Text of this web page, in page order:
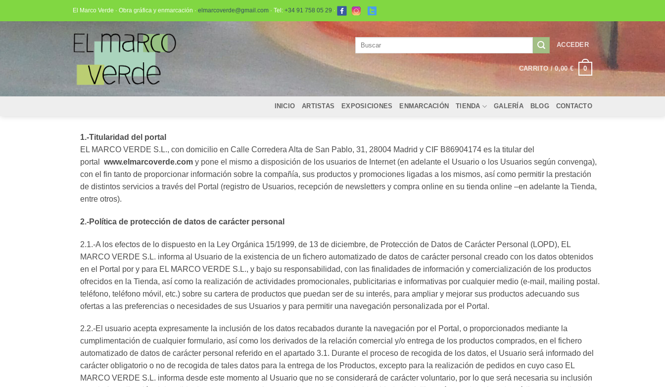
El Marco Verde · Obra gráfica y enmarcación · elmarcoverde@gmail.com · Tel: +34 91 758 05 29 ·
ACCEDER
CARRITO /0,00€ 0
INICIO ARTISTAS EXPOSICIONES ENMARCACIÓN TIENDA GALERÍA BLOG CONTACTO
1.-Titularidad del portal
EL MARCO VERDE S.L., con domicilio en Calle Corredera Alta de San Pablo, 31, 28004 Madrid y CIF B86904174 es la titular del
portal www.elmarcoverde.com y pone el mismo a disposición de los usuarios de Internet (en adelante el Usuario o los Usuarios según convenga),
con el fin tanto de proporcionar información sobre la compañía, sus productos y promociones ligadas a los mismos, así como permitir la prestación
de distintos servicios a través del Portal (registro de Usuarios, recepción de newsletters y compra online en su tienda online –en adelante la Tienda,
entre otros).
2.-Política de protección de datos de carácter personal
2.1.-A los efectos de lo dispuesto en la Ley Orgánica 15/1999, de 13 de diciembre, de Protección de Datos de Carácter Personal (LOPD), EL
MARCO VERDE S.L. informa al Usuario de la existencia de un fichero automatizado de datos de carácter personal creado con los datos obtenidos
en el Portal por y para EL MARCO VERDE S.L., y bajo su responsabilidad, con las finalidades de información y comercialización de los productos
ofrecidos en la Tienda, así como la realización de actividades promocionales, publicitarias e informativas por cualquier medio (e-mail, mailing postal.
teléfono, teléfono móvil, etc.) sobre su cartera de productos que puedan ser de su interés, para ampliar y mejorar sus productos adecuando sus
ofertas a las preferencias o necesidades de sus Usuarios y para permitir una navegación personalizada por el Portal.
2.2.-El usuario acepta expresamente la inclusión de los datos recabados durante la navegación por el Portal, o proporcionados mediante la
cumplimentación de cualquier formulario, así como los derivados de la relación comercial y/o entrega de los productos comprados, en el fichero
automatizado de datos de carácter personal referido en el apartado 3.1. Durante el proceso de recogida de los datos, el Usuario será informado del
carácter obligatorio o no de recogida de tales datos para la entrega de los Productos, excepto para la realización de pedidos en cuyo caso EL
MARCO VERDE S.L. informa desde este momento al Usuario que no se considerará de carácter voluntario, por lo que será necesaria su inclusión